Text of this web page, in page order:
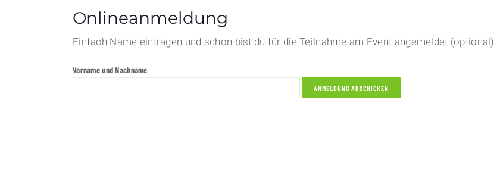
Onlineanmeldung
Einfach Name eintragen und schon bist du für die Teilnahme am Event angemeldet (optional).
Vorname und Nachname